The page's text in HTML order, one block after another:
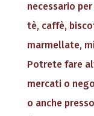
necessario
tè, caffè,
marmellate,
Potrete fare
mercati o
o anche